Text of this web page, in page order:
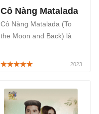
Cô Nàng Matalada
Cô Nàng Matalada (To
the Moon and Back) là
thuộc thể loại tâm lý tình
câu chuyện về tình yêu
và cuộc sống, mang đến